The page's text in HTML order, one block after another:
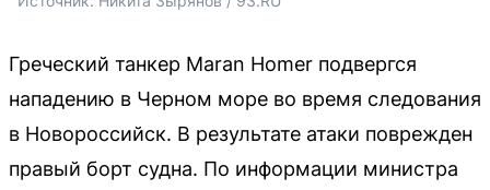
Греческий танкер Maran Homer подвергся
нападению в Черном море во время следования
в Новороссийск. В результате атаки поврежден
правый борт судна. По информации министра